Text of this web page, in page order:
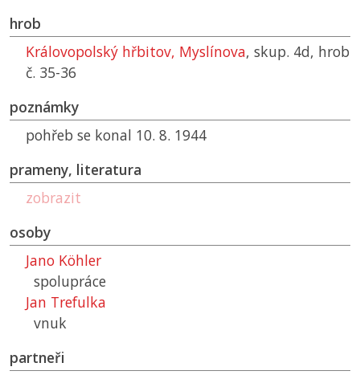
hrob
Královopolský hřbitov, Myslínova, skup. 4d, hrob
č. 35-36
poznámky
pohřeb se konal 10. 8. 1944
prameny, literatura
zobrazit
osoby
Jano Köhler
spolupráce
Jan Trefulka
vnuk
partneři